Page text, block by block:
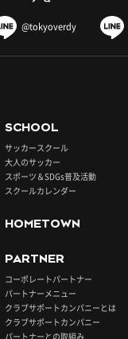
@tokyoverdy
SCHOOL
サッカースクール
大人のサッカー
スポーツ＆SDGs普及活動
スクールカレンダー
HOMETOWN
PARTNER
コーポレートパートナー
パートナーメニュー
クラブサポートカンパニーとは
クラブサポートカンパニー
パートナーとの取組み